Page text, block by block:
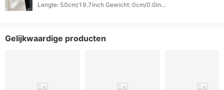
Lengte: 50cm/19.7inch Gewicht: 0cm/0.0inch
Gelijkwaardige producten